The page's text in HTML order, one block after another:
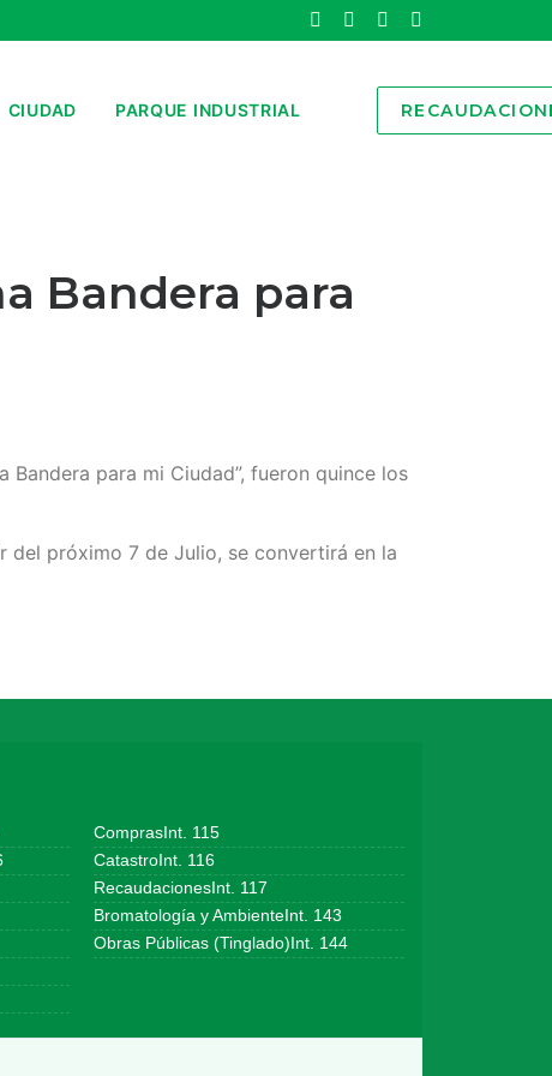
CIUDAD PARQUE INDUSTRIAL
Bandera para
para mi Ciudad”, fueron quince los
del próximo 7 de Julio, se convertirá en la
ComprasInt. 115
CatastroInt. 116
RecaudacionesInt. 117
Bromatología y AmbienteInt. 143
Obras Públicas (Tinglado)Int. 144